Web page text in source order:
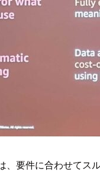
、要件に合わせてス